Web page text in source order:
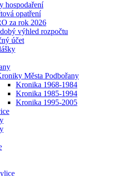
hospodaření
opatření
za rok 2026
výhled rozpočtu
účet
Města Podbořany
Kronika 1968-1984
Kronika 1985-1994
Kronika 1995-2005